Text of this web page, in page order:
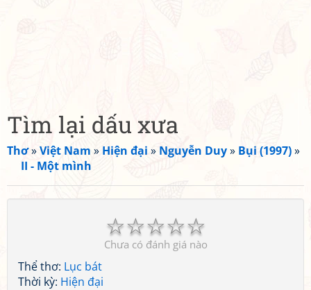
Tìm lại dấu xưa
Thơ»Việt Nam » Hiện đại » Nguyễn Duy» Bụi (1997)»
II - Một mình
☆
☆
☆
☆
☆
Chưa có đánh giá nào
Thể thơ: Lục bát
Thời kỳ: Hiện đại